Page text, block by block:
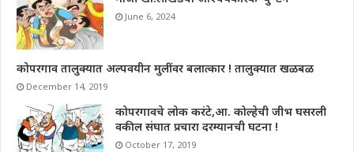
June 6, 2024
कोपरगाव तालुक्यात अल्पवयीन मुलींवर बलात्कार ! तालुक्यात खळबळ
December 14, 2019
कोपरगावचे लोक करंटे,आ. कोल्हेची जीभ घसरली
वकील संघात प्रचारा दरम्यानची घटना !
October 17, 2019